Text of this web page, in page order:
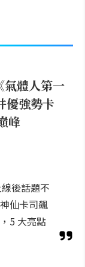
體人第一
優強勢卡
峰
後話題不
仙卡司飆
5 大亮點